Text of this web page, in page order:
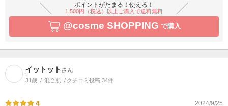
ポイントがたまる！使える！
1,500円（税込）以上ご購入で送料無料
@cosme SHOPPING で購入
イットット さん
31歳 混合肌 クチコミ投稿 34件
4 2024/9/25